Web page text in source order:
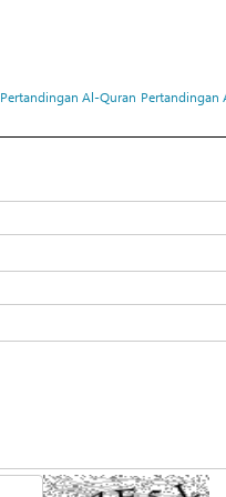
Pertandingan Al-Quran Pertandingan